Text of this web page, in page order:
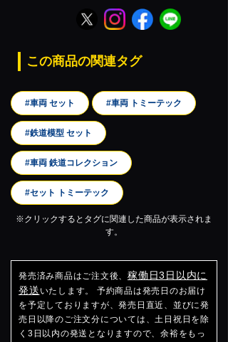
この商品の関連タグ
#車両 セット #車両 トミーテック
#鉄道模型 セット
#車両 鉄道コレクション
#セット トミーテック
※クリックするとタグに関連した商品が表示されま
す。
発売済み商品はご注文後、 稼働日3日以内に
発送 いたします。 予約商品は発売日のお届け
を予定しておりますが、発売日直近、並びに発
売日以降のご注文分については、土日祝日を除
く3日以内の発送となりますので、余裕をもっ